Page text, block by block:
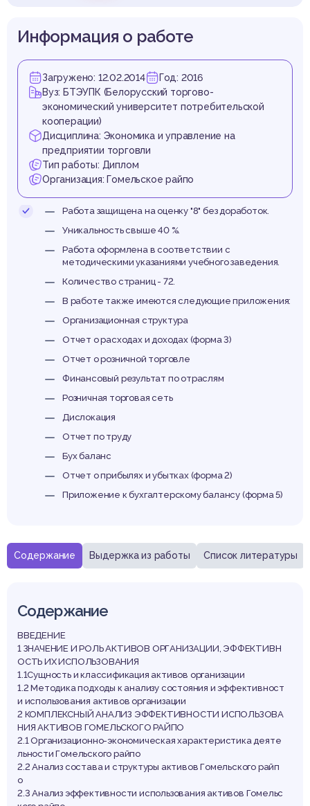
их
Содержание Выдержка из работы Список литературы
Содержание
ВВЕДЕНИЕ
1 ЗНАЧЕНИЕ И РОЛЬ АКТИВОВ ОРГАНИЗАЦИИ, ЭФФЕКТИВН
ОСТЬ ИХ ИСПОЛЬЗОВАНИЯ
1.1Сущность и классификация активов организации
1.2 Методика подходы к анализу состояния и эффективност
и использования активов организации
2 КОМПЛЕКСНЫЙ АНАЛИЗ ЭФФЕКТИВНОСТИ ИСПОЛЬЗОВА
НИЯ АКТИВОВ ГОМЕЛЬСКОГО РАЙПО
2.1 Организационно-экономическая характеристика деяте
льности Гомельского райпо
2.2 Анализ состава и структуры активов Гомельского райп
о
2.3 Анализ эффективности использования активов Гомельс
Информация о работе
Загружено: 12.02.2014
Год: 2016
Вуз: БТЭУПК (Белорусский торгово-
экономический университет потребительской
кооперации)
Дисциплина: Экономика и управление на
предприятии торговли
Тип работы: Диплом
Организация: Гомельское райпо
Работа защищена на оценку "8" без доработок.
Уникальность свыше 40 %.
Работа оформлена в соответствии с
методическими указаниями учебного заведения.
Количество страниц - 72.
В работе также имеются следующие приложения:
Организационная структура
Отчет о расходах и доходах (форма 3)
Отчет о розничной торговле
Финансовый результат по отраслям
Розничная торговая сеть
Дислокация
Отчет по труду
Бух баланс
Отчет о прибылях и убытках (форма 2)
Приложение к бухгалтерскому балансу (форма 5)